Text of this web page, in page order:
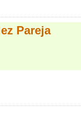
Pareja